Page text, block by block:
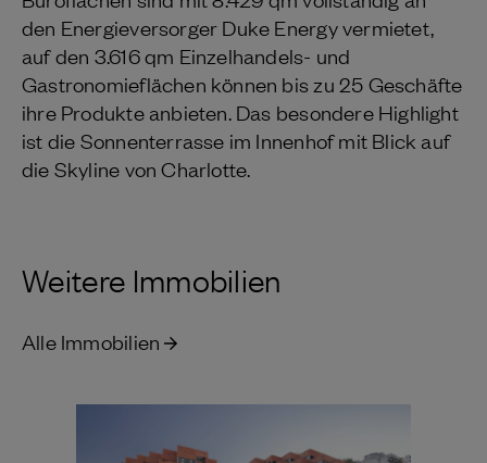
den Energieversorger Duke Energy vermietet,
auf den 3.616 qm Einzelhandels- und
Gastronomieflächen können bis zu 25 Geschäfte
ihre Produkte anbieten. Das besondere Highlight
ist die Sonnenterrasse im Innenhof mit Blick auf
die Skyline von Charlotte.
Weitere Immobilien
Alle Immobilien